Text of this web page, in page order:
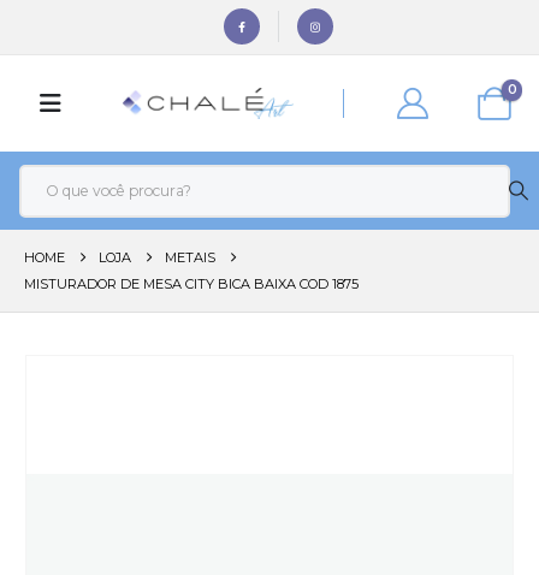
0
HOME LOJA
METAIS
MISTURADOR DE MESA CITY BICA BAIXA COD 1875